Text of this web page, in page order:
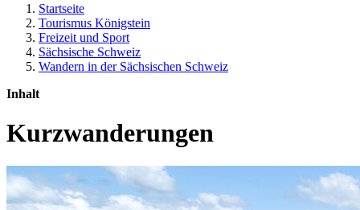
Startseite
Tourismus Königstein
Freizeit und Sport
Sächsische Schweiz
Wandern in der Sächsischen Schweiz
Inhalt
Kurzwanderungen